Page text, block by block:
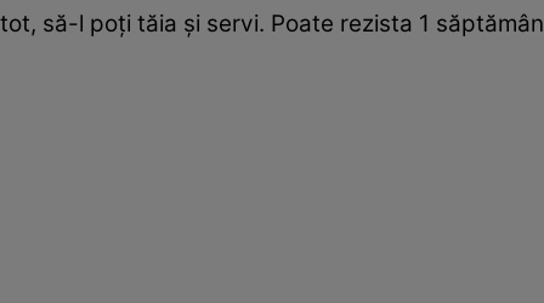
tot, să-l poţi tăia şi servi. Poate rezista 1